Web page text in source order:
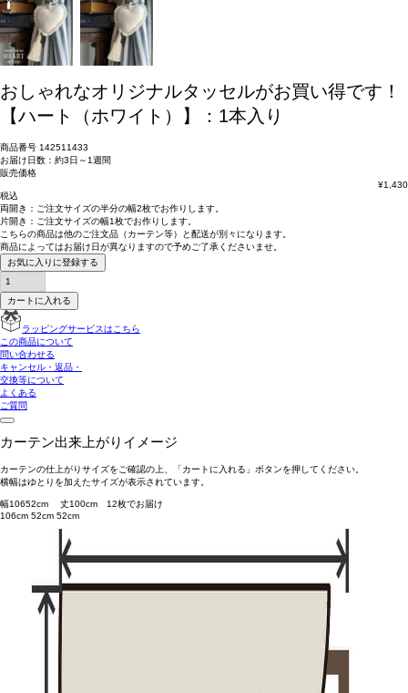
おしゃれなオリジナルタッセルがお買い得です！
【ハート（ホワイト）】：1本入り
商品番号 142511433
お届け日数：約3日～1週間
販売価格
¥1,430
税込
両開き： ご注文サイズの半分の幅2枚でお作りします。
片開き： ご注文サイズの幅1枚でお作りします。
こちらの商品は他のご注文品（カーテン等）と配送が別々 になります。
商品によってはお届け日が異なりますので予めご了承くださいませ。
お気に入りに登録する
カートに入れる
ラッピングサービスはこちら
この商品について
問い合わせる
キャンセル・返品・
交換等について
よくある
ご質問
カーテン出来上がりイメージ
カーテンの仕上がりサイズをご確認の上、「カートに入れる」ボタンを押してください。
横幅はゆとりを加えたサイズが表示されています。
幅10652cm 丈100cm 12枚でお届け
106cm 52cm 52cm